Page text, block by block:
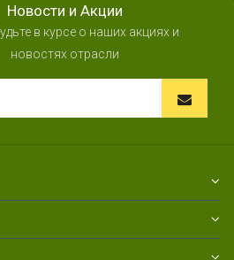
Новости и Акции
в курсе о наших акциях и
новостях отрасли